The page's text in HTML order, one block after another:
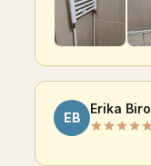
EB
Erika Biro